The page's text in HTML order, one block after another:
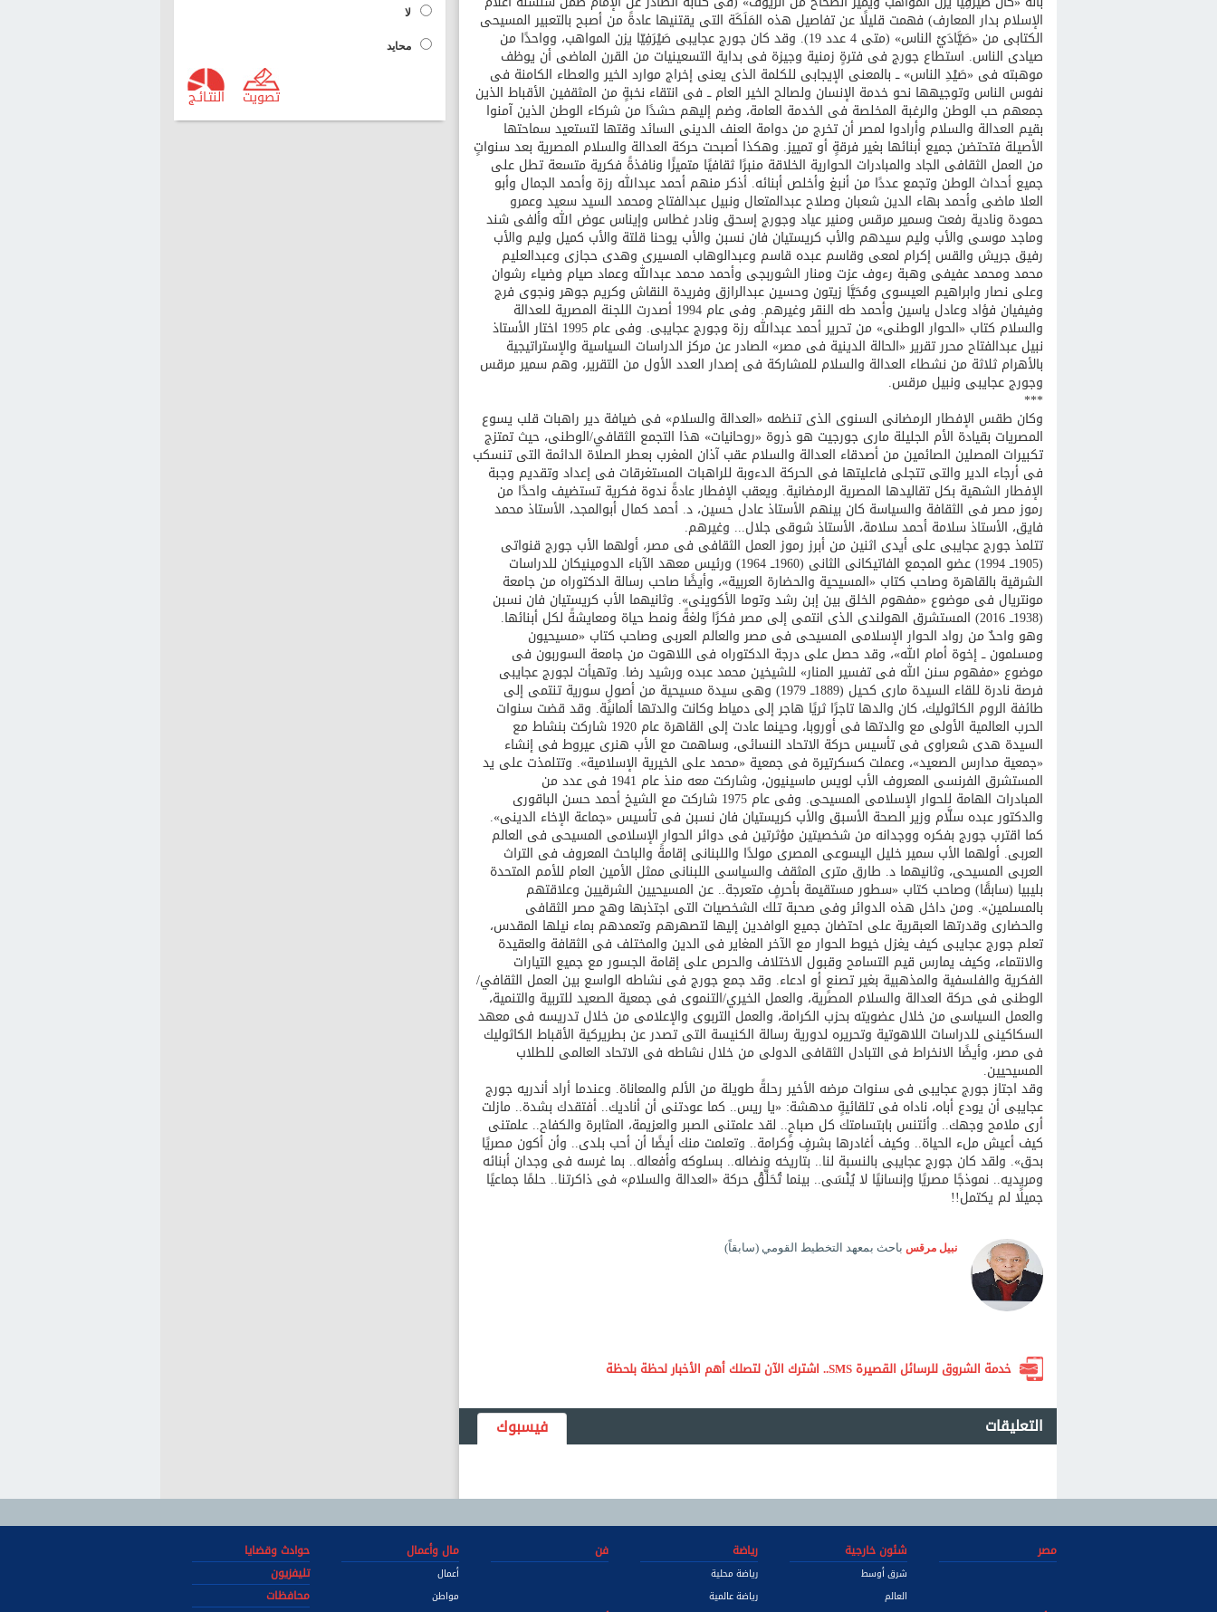
لا
محايد
النتـائـج تصويت
الإسلام بدار المعارف) فهمت قليلًا عن تفاصيل هذه المَلَكَة التى يقتنيها عادةً من أصبح بالتعبير المسيحى
الكتابى من «صَيَّادَيْ الناس» (متى 4 عدد 19). وقد كان جورج عجايبى صَيْرَفِيّا يزن المواهب، وواحدًا من
صيادى الناس. استطاع جورج فى فترةٍ زمنية وجيزة فى بداية التسعينيات من القرن الماضى أن يوظف
موهبته فى «صَيْدِ الناس» ــ بالمعنى الإيجابى للكلمة الذى يعنى إخراج موارد الخير والعطاء الكامنة فى
نفوس الناس وتوجيهها نحو خدمة الإنسان ولصالح الخير العام ــ فى انتقاء نخبةٍ من المثقفين الأقباط الذين
جمعهم حب الوطن والرغبة المخلصة فى الخدمة العامة، وضم إليهم حشدًا من شركاء الوطن الذين آمنوا
بقيم العدالة والسلام وأرادوا لمصر أن تخرج من دوامة العنف الدينى السائد وقتها لتستعيد سماحتها
الأصيلة فتحتضن جميع أبنائها بغير فرقةٍ أو تمييز. وهكذا أصبحت حركة العدالة والسلام المصرية بعد سنواتٍ
من العمل الثقافى الجاد والمبادرات الحوارية الخلاقة منبرًا ثقافيًا متميزًا ونافذةً فكرية متسعة تطل على
جميع أحداث الوطن وتجمع عددًا من أنبغ وأخلص أبنائه. أذكر منهم أحمد عبدالله رزة وأحمد الجمال وأبو
العلا ماضى وأحمد بهاء الدين شعبان وصلاح عبدالمتعال ونبيل عبدالفتاح ومحمد السيد سعيد وعمرو
حمودة ونادية رفعت وسمير مرقس ومنير عياد وجورج إسحق ونادر غطاس وإيناس عوض الله وألفى شند
وماجد موسى والأب وليم سيدهم والأب كريستيان فان نسبن والأب يوحنا قلتة والأب كميل وليم والأب
رفيق جريش والقس إكرام لمعى وقاسم عبده قاسم وعبدالوهاب المسيرى وهدى حجازى وعبدالعليم
محمد ومحمد عفيفى وهبة رءوف عزت ومنار الشوربجى وأحمد محمد عبدالله وعماد صيام وضياء رشوان
وعلى نصار وابراهيم العيسوى ومُحَيَّا زيتون وحسين عبدالرازق وفريدة النقاش وكريم جوهر ونجوى فرج
وفيفيان فؤاد وعادل ياسين وأحمد طه النقر وغيرهم. وفى عام 1994 أصدرت اللجنة المصرية للعدالة
والسلام كتاب «الحوار الوطنى» من تحرير أحمد عبدالله رزة وجورج عجايبى. وفى عام 1995 اختار الأستاذ
نبيل عبدالفتاح محرر تقرير «الحالة الدينية فى مصر» الصادر عن مركز الدراسات السياسية والإستراتيجية
بالأهرام ثلاثة من نشطاء العدالة والسلام للمشاركة فى إصدار العدد الأول من التقرير، وهم سمير مرقس
وجورج عجايبى ونبيل مرقس.
***
وكان طقس الإفطار الرمضانى السنوى الذى تنظمه «العدالة والسلام» فى ضيافة دير راهبات قلب يسوع
المصريات بقيادة الأم الجليلة مارى جورجيت هو ذروة «روحانيات» هذا التجمع الثقافي/الوطنى، حيث تمتزج
تكبيرات المصلين الصائمين من أصدقاء العدالة والسلام عقب آذان المغرب بعطر الصلاة الدائمة التى تنسكب
فى أرجاء الدير والتى تتجلى فاعليتها فى الحركة الدءوبة للراهبات المستغرقات فى إعداد وتقديم وجبة
الإفطار الشهية بكل تقاليدها المصرية الرمضانية. ويعقب الإفطار عادةً ندوة فكرية تستضيف واحدًا من
رموز مصر فى الثقافة والسياسة كان بينهم الأستاذ عادل حسين، د. أحمد كمال أبوالمجد، الأستاذ محمد
فايق، الأستاذ سلامة أحمد سلامة، الأستاذ شوقى جلال... وغيرهم.
تتلمذ جورج عجايبى على أيدى اثنين من أبرز رموز العمل الثقافى فى مصر، أولهما الأب جورج قنواتى
(1905ــ 1994) عضو المجمع الفاتيكانى الثانى (1960ــ 1964) ورئيس معهد الآباء الدومينيكان للدراسات
الشرقية بالقاهرة وصاحب كتاب «المسيحية والحضارة العربية»، وأيضًا صاحب رسالة الدكتوراه من جامعة
مونتريال فى موضوع «مفهوم الخلق بين إبن رشد وتوما الأكوينى». وثانيهما الأب كريستيان فان نسبن
(1938ــ 2016) المستشرق الهولندى الذى انتمى إلى مصر فكرًا ولغةً ونمط حياة ومعايشةً لكل أبنائها.
وهو واحدٌ من رواد الحوار الإسلامى المسيحى فى مصر والعالم العربى وصاحب كتاب «مسيحيون
ومسلمون ــ إخوة أمام الله»، وقد حصل على درجة الدكتوراه فى اللاهوت من جامعة السوربون فى
موضوع «مفهوم سنن الله فى تفسير المنار» للشيخين محمد عبده ورشيد رضا. وتهيأت لجورج عجايبى
فرصة نادرة للقاء السيدة مارى كحيل (1889ــ 1979) وهى سيدة مسيحية من أصولٍ سورية تنتمى إلى
طائفة الروم الكاثوليك، كان والدها تاجرًا ثريًا هاجر إلى دمياط وكانت والدتها ألمانية. وقد قضت سنوات
الحرب العالمية الأولى مع والدتها فى أوروبا، وحينما عادت إلى القاهرة عام 1920 شاركت بنشاط مع
السيدة هدى شعراوى فى تأسيس حركة الاتحاد النسائى، وساهمت مع الأب هنرى عيروط فى إنشاء
«جمعية مدارس الصعيد»، وعملت كسكرتيرة فى جمعية «محمد على الخيرية الإسلامية». وتتلمذت على يد
المستشرق الفرنسى المعروف الأب لويس ماسينيون، وشاركت معه منذ عام 1941 فى عدد من
المبادرات الهامة للحوار الإسلامى المسيحى. وفى عام 1975 شاركت مع الشيخ أحمد حسن الباقورى
والدكتور عبده سلَّام وزير الصحة الأسبق والأب كريستيان فان نسبن فى تأسيس «جماعة الإخاء الدينى».
كما اقترب جورج بفكره ووجدانه من شخصيتين مؤثرتين فى دوائر الحوار الإسلامى المسيحى فى العالم
العربى. أولهما الأب سمير خليل اليسوعى المصرى مولدًا واللبنانى إقامةً والباحث المعروف فى التراث
العربى المسيحى، وثانيهما د. طارق مترى المثقف والسياسى اللبنانى ممثل الأمين العام للأمم المتحدة
بليبيا (سابقًا) وصاحب كتاب «سطور مستقيمة بأحرفٍ متعرجة.. عن المسيحيين الشرقيين وعلاقتهم
بالمسلمين». ومن داخل هذه الدوائر وفى صحبة تلك الشخصيات التى اجتذبها وهج مصر الثقافى
والحضارى وقدرتها العبقرية على احتضان جميع الوافدين إليها لتصهرهم وتعمدهم بماء نيلها المقدس،
تعلم جورج عجايبى كيف يغزل خيوط الحوار مع الآخر المغاير فى الدين والمختلف فى الثقافة والعقيدة
والانتماء، وكيف يمارس قيم التسامح وقبول الاختلاف والحرص على إقامة الجسور مع جميع التيارات
الفكرية والفلسفية والمذهبية بغير تصنعٍ أو ادعاء. وقد جمع جورج فى نشاطه الواسع بين العمل الثقافي/
الوطنى فى حركة العدالة والسلام المصرية، والعمل الخيري/التنموى فى جمعية الصعيد للتربية والتنمية،
والعمل السياسى من خلال عضويته بحزب الكرامة، والعمل التربوى والإعلامى من خلال تدريسه فى معهد
السكاكينى للدراسات اللاهوتية وتحريره لدورية رسالة الكنيسة التى تصدر عن بطريركية الأقباط الكاثوليك
فى مصر، وأيضًا الانخراط فى التبادل الثقافى الدولى من خلال نشاطه فى الاتحاد العالمى للطلاب
المسيحيين.
وقد اجتاز جورج عجايبى فى سنوات مرضه الأخير رحلةً طويلة من الألم والمعاناة. وعندما أراد أندريه جورج
عجايبى أن يودع أباه، ناداه فى تلقائيةٍ مدهشة: «يا ريس.. كما عودتنى أن أناديك.. أفتقدك بشدة.. مازلت
أرى ملامح وجهك.. وأئتنس بابتسامتك كل صباحٍ.. لقد علمتنى الصبر والعزيمة، المثابرة والكفاح.. علمتنى
كيف أعيش ملء الحياة.. وكيف أغادرها بشرفٍ وكرامة.. وتعلمت منك أيضًا أن أحب بلدى.. وأن أكون مصريًا
بحق». ولقد كان جورج عجايبى بالنسبة لنا.. بتاريخه ونضاله.. بسلوكه وأفعاله.. بما غرسه فى وجدان أبنائه
ومريديه.. نموذجًا مصريًا وإنسانيًا لا يُنْسَى.. بينما تُحَلِّقْ حركة «العدالة والسلام» فى ذاكرتنا.. حلمًا جماعيًا
جميلًا لم يكتمل!!
نبيل مرقس باحث بمعهد التخطيط القومي (سابقاً)
خدمة الشروق للرسائل القصيرة SMS.. اشترك الآن لتصلك أهم الأخبار لحظة بلحظة
التعليقات فيسبوك
مصر شئون خارجية
شرق أوسط
العالم
رياضة
رياضة محلية
رياضة عالمية
فن مال وأعمال
أعمال
مواطن
حوادث وقضايا
تليفزيون
محافظات